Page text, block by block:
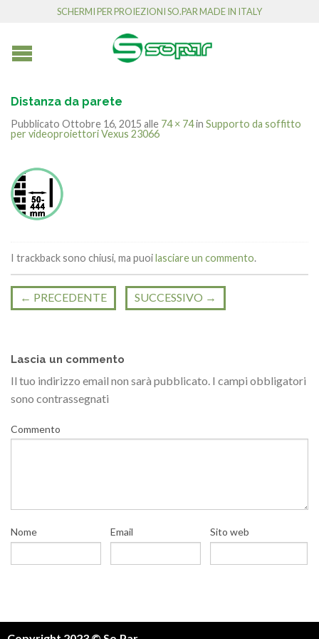
SCHERMI PER PROIEZIONI SO.PAR MADE IN ITALY
Distanza da parete
Pubblicato Ottobre 16, 2015 alle 74 × 74in Supporto da soffitto
per videoproiettori Vexus 23066
I trackback sono chiusi, ma puoilasciare un commento.
← PRECEDENTE SUCCESSIVO →
Lascia un commento
Il tuo indirizzo email non sarà pubblicato. I campi obbligatori
sono contrassegnati
Commento
Nome Email Sito web